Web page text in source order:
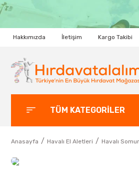
Hakkımızda İletişim Kargo Takibi
TÜM KATEGORİLER
Anasayfa Havalı El Aletleri Havalı